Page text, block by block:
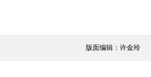
版面编辑：许金玲